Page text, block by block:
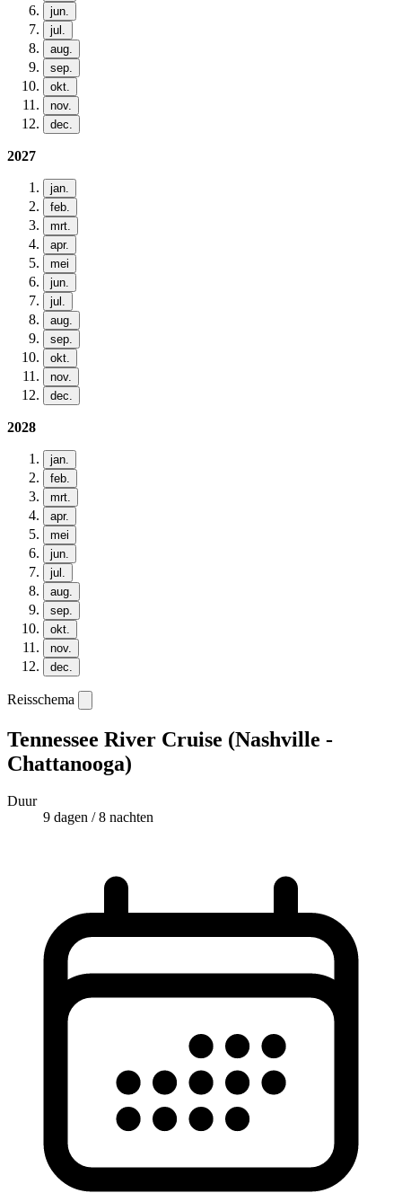
jun.
jul.
aug.
sep.
okt.
nov.
dec.
2027
jan.
feb.
mrt.
apr.
mei
jun.
jul.
aug.
sep.
okt.
nov.
dec.
2028
jan.
feb.
mrt.
apr.
mei
jun.
jul.
aug.
sep.
okt.
nov.
dec.
Reisschema
Tennessee River Cruise (Nashville -
Chattanooga)
Duur
9 dagen / 8 nachten